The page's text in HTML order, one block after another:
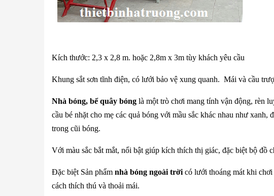
Kích thước: 2,3 x 2,8 m. hoặc 2,8m x 3m tùy khách yêu cầu
Khung sắt sơn tĩnh điện, có lưới bảo vệ xung quanh. Mái và cầu
Nhà bóng, bể quây bóng là một trò chơi mang tính vận động, rèn
cầu bé nhặt cho mẹ các quả bóng với mầu sắc khác nhau như
trong cũi bóng.
Với màu sắc bắt mắt, nổi bật giúp kích thích thị giác, đặc biệt bộ đồ
Đặc biệt Sản phẩm nhà bóng ngoài trời có lưới thoáng mát khi
cách thích thú và thoải mái.